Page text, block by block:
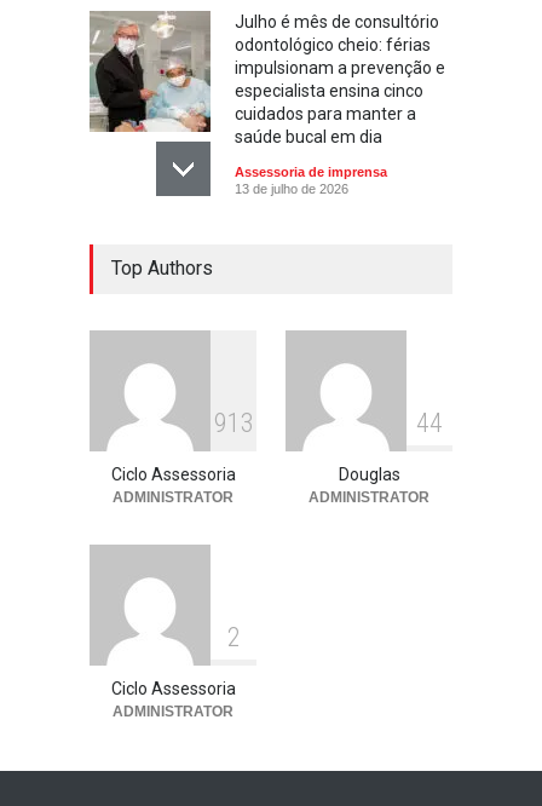
Julho é mês de consultório
odontológico cheio: férias
impulsionam a prevenção e
especialista ensina cinco
cuidados para manter a
saúde bucal em dia
Assessoria de imprensa
13 de julho de 2026
13 de julho de 2026
Top Authors
913
Ciclo Assessoria
ADMINISTRATOR
44
Douglas
ADMINISTRATOR
2
Ciclo Assessoria
ADMINISTRATOR